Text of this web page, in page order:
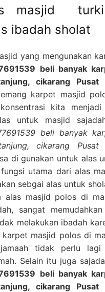
masjid
ibadah sholat
yang mengunakan
beli banyak
cikarang Pusat
karpet masjid
kita menjadi
untuk masjid
beli banyak
cikarang Pusat
di gunakan untuk alas
utama dari alas
sebgai alas untuk
alas masjid polos di
sangat
melakukan ibadah
karpet masjid polos di
tidak perlu lagi
Selain itu juga
beli banyak
cikarang Pusat